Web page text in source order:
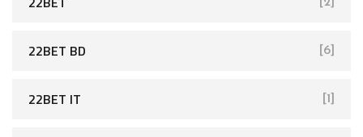
22BET BD [6]
22BET IT [1]